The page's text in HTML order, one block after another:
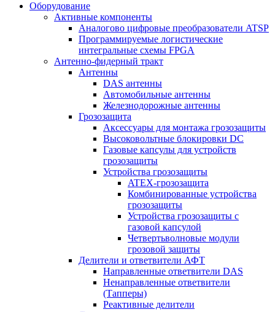
Оборудование
Активные компоненты
Аналогово цифровые преобразователи ATSP
Программируемые логистические
интегральные схемы FPGA
Антенно-фидерный тракт
Антенны
DAS антенны
Автомобильные антенны
Железнодорожные антенны
Грозозащита
Аксессуары для монтажа грозозащиты
Высоковольтные блокировки DC
Газовые капсулы для устройств
грозозащиты
Устройства грозозащиты
ATEX-грозозащита
Комбинированные устройства
грозозащиты
Устройства грозозащиты с
газовой капсулой
Четвертьволновые модули
грозовой защиты
Делители и ответвители АФТ
Направленные ответвители DAS
Ненаправленные ответвители
(Тапперы)
Реактивные делители